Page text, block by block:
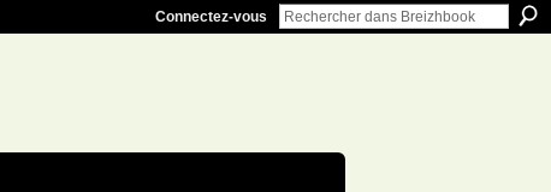
Connectez-vous